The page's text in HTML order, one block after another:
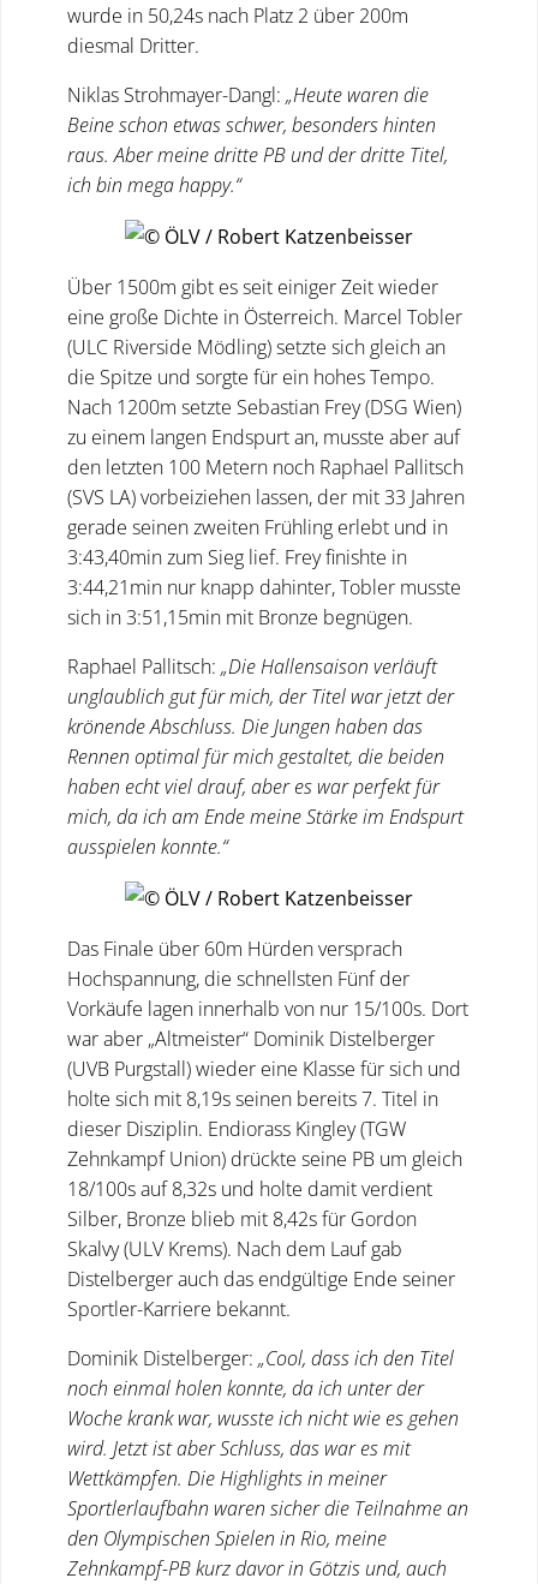
wurde in 50,24s nach Platz 2 über 200m
diesmal Dritter.
Niklas Strohmayer-Dangl: „Heute waren die
Beine schon etwas schwer, besonders hinten
raus. Aber meine dritte PB und der dritte Titel,
ich bin mega happy.“
Über 1500m gibt es seit einiger Zeit wieder
eine große Dichte in Österreich. Marcel Tobler
(ULC Riverside Mödling) setzte sich gleich an
die Spitze und sorgte für ein hohes Tempo.
Nach 1200m setzte Sebastian Frey (DSG Wien)
zu einem langen Endspurt an, musste aber auf
den letzten 100 Metern noch Raphael Pallitsch
(SVS LA) vorbeiziehen lassen, der mit 33 Jahren
gerade seinen zweiten Frühling erlebt und in
3:43,40min zum Sieg lief. Frey finishte in
3:44,21min nur knapp dahinter, Tobler musste
sich in 3:51,15min mit Bronze begnügen.
Raphael Pallitsch: „Die Hallensaison verläuft
unglaublich gut für mich, der Titel war jetzt der
krönende Abschluss. Die Jungen haben das
Rennen optimal für mich gestaltet, die beiden
haben echt viel drauf, aber es war perfekt für
mich, da ich am Ende meine Stärke im Endspurt
ausspielen konnte.“
Das Finale über 60m Hürden versprach
Hochspannung, die schnellsten Fünf der
Vorkäufe lagen innerhalb von nur 15/100s. Dort
war aber „Altmeister“ Dominik Distelberger
(UVB Purgstall) wieder eine Klasse für sich und
holte sich mit 8,19s seinen bereits 7. Titel in
dieser Disziplin. Endiorass Kingley (TGW
Zehnkampf Union) drückte seine PB um gleich
18/100s auf 8,32s und holte damit verdient
Silber, Bronze blieb mit 8,42s für Gordon
Skalvy (ULV Krems). Nach dem Lauf gab
Distelberger auch das endgültige Ende seiner
Sportler-Karriere bekannt.
Dominik Distelberger: „Cool, dass ich den Titel
noch einmal holen konnte, da ich unter der
Woche krank war, wusste ich nicht wie es gehen
wird. Jetzt ist aber Schluss, das war es mit
Wettkämpfen. Die Highlights in meiner
Sportlerlaufbahn waren sicher die Teilnahme an
den Olympischen Spielen in Rio, meine
Zehnkampf-PB kurz davor in Götzis und, auch